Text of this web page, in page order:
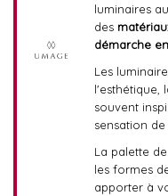
luminaires au
des
démarche
Les
l'esthétique,
souvent
sensation
La palette
les formes
apporter à